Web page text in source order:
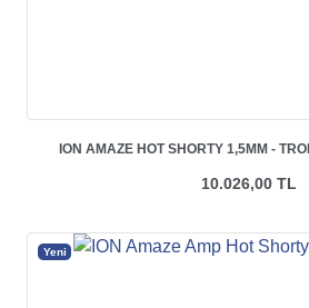
ION AMAZE HOT SHORTY 1,5MM -
10.026,00 TL
Yeni